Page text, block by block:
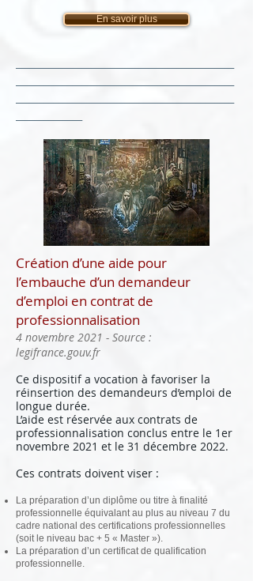
En savoir plus
Création d’une aide pour
l’embauche d’un demandeur
d’emploi en contrat de
professionnalisation
4 novembre 2021 - Source :
legifrance.gouv.fr
Ce dispositif a vocation à favoriser la
réinsertion des demandeurs d’emploi de
longue durée.
L’aide est réservée aux contrats de
professionnalisation conclus entre le 1er
novembre 2021 et le 31 décembre 2022.
Ces contrats doivent viser :
La préparation d’un diplôme ou titre à finalité
professionnelle équivalant au plus au niveau 7 du
cadre national des certifications professionnelles
(soit le niveau bac + 5 « Master »).
La préparation d’un certificat de qualification
professionnelle.